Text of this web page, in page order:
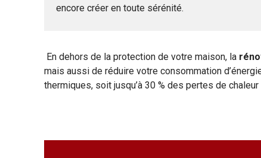
encore créer en toute sérénité.
En dehors de la protection de votre maison, la
mais aussi de réduire votre consommation
thermiques, soit jusqu’à 30 % des pertes de